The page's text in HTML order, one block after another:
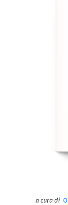
a cura di